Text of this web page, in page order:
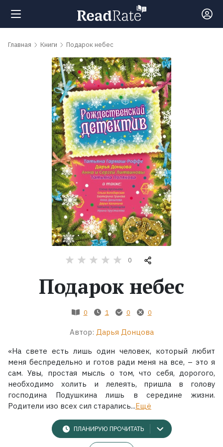
Поиск
Рейтинги
обсуждаемые
Экранизации
Главная Книги Подарок небес
0
Подарок небес
0 1 0 0
Автор: Дарья Донцова
«На свете есть лишь один человек, который любит
меня беспредельно и готов ради меня на все, – это я
сам. Увы, простая мысль о том, что себя, дорогого,
необходимо холить и лелеять, пришла в голову
господина Подушкина лишь в середине жизни.
Родители изо всех сил старались...Ещё
ПЛАНИРУЮ ПРОЧИТАТЬ